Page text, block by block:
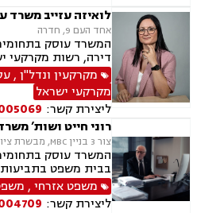
לואיזה עזייב משרד
אחד העם 9, חדרה
המשרד עוסק
דירה, רשות מקרקעי
מושכר, בתים
בציבור, הסכמי ממון,
וצוואות
מקרקעין ונדל"ן,
מקרקעי ישראל
ליצירת קשר:
רוני חייט ושות’
צור 3 בניין MBC, מבשרת ציון
המשרד עוסק
בבית משפט בתביעות
ענייני ירושות
נדל"ן, מכר דירה,
משפט אזרחי ,
ליצירת קשר: